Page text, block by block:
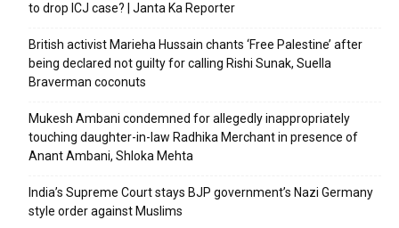
to drop ICJ case? | Janta Ka Reporter
British activist Marieha Hussain chants ‘Free Palestine’ after
being declared not guilty for calling Rishi Sunak, Suella
Braverman coconuts
Mukesh Ambani condemned for allegedly inappropriately
touching daughter-in-law Radhika Merchant in presence of
Anant Ambani, Shloka Mehta
India’s Supreme Court stays BJP government’s Nazi Germany
style order against Muslims